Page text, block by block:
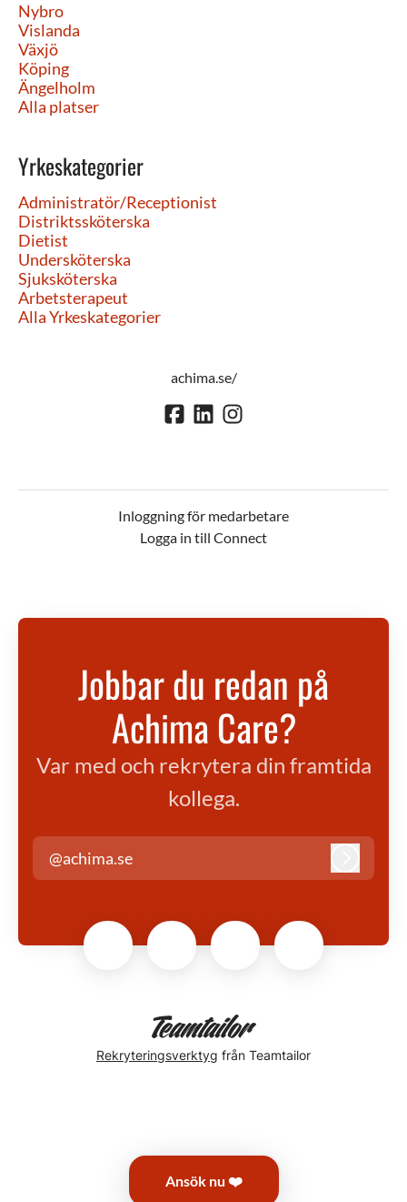
Ansök nu ❤️
Nybro
Vislanda
Växjö
Köping
Ängelholm
Alla platser
Yrkeskategorier
Administratör/Receptionist
Distriktssköterska
Dietist
Undersköterska
Sjuksköterska
Arbetsterapeut
Alla Yrkeskategorier
achima.se/
Inloggning för medarbetare
Logga in till Connect
Jobbar du redan på
Achima Care?
Var med och rekrytera din framtida
kollega.
@achima.se
Rekryteringsverktyg från Teamtailor